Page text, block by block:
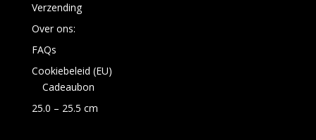
Verzending
Over ons:
FAQs
Cookiebeleid (EU)
Cadeaubon
25.0 – 25.5 cm